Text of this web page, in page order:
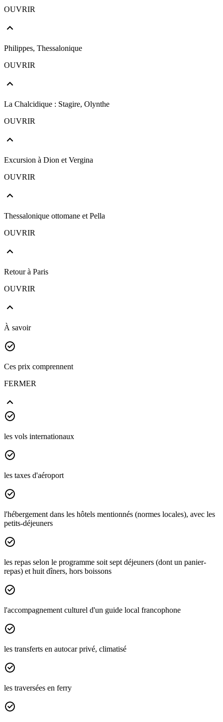
OUVRIR
Philippes, Thessalonique
OUVRIR
La Chalcidique : Stagire, Olynthe
OUVRIR
Excursion à Dion et Vergina
OUVRIR
Thessalonique ottomane et Pella
OUVRIR
Retour à Paris
OUVRIR
À savoir
Ces prix comprennent
FERMER
les vols internationaux
les taxes d'aéroport
l'hébergement dans les hôtels mentionnés (normes locales), avec les
petits-déjeuners
les repas selon le programme soit sept déjeuners (dont un panier-
repas) et huit dîners, hors boissons
l'accompagnement culturel d'un guide local francophone
les transferts en autocar privé, climatisé
les traversées en ferry